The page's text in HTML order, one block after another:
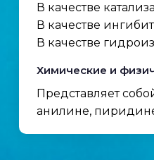
В качестве
В качестве
В качестве
Химические и
Представляет
анилине,